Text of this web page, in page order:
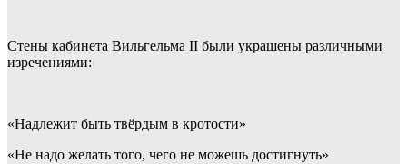
Стены кабинета Вильгельма II были украшены различными
изречениями:
«Надлежит быть твёрдым в кротости»
«Не надо желать того, чего не можешь достигнуть»